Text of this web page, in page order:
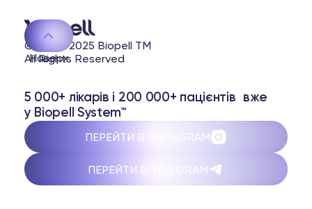
© 2020-2025 Biopell TM
All Rights Reserved
5 000+ лікарів і 200 000+ пацієнтів вже
у Biopell System™
ПЕРЕЙТИ В INSTAGRAM
ПЕРЕЙТИ В TELEGRAM
Наверх